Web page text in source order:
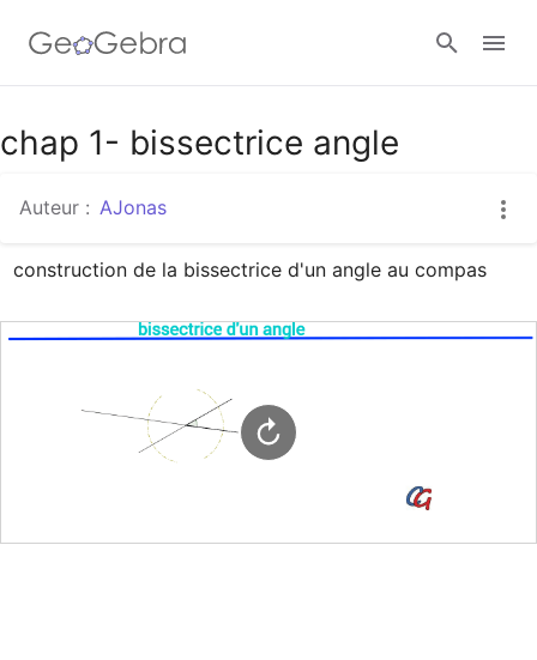
Google Classroom
Classe GeoGebra
chap 1- bissectrice angle
Auteur : AJonas
construction de la bissectrice d'un angle au compas